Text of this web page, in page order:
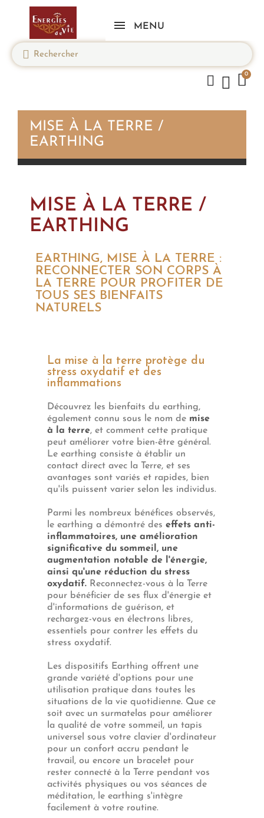
MENU
MISE À LA TERRE /
EARTHING
MISE À LA TERRE /
EARTHING
EARTHING, MISE À LA TERRE :
RECONNECTER SON CORPS À
LA TERRE POUR PROFITER DE
TOUS SES BIENFAITS
NATURELS
La mise à la terre protège du
stress oxydatif et des
inflammations
Découvrez les bienfaits du earthing,
également connu sous le nom de mise
à la terre, et comment cette pratique
peut améliorer votre bien-être général.
Le earthing consiste à établir un
contact direct avec la Terre, et ses
avantages sont variés et rapides, bien
qu'ils puissent varier selon les individus.
Parmi les nombreux bénéfices observés,
le earthing a démontré des effets anti-
inflammatoires, une amélioration
significative du sommeil, une
augmentation notable de l'énergie,
ainsi qu'une réduction du stress
oxydatif. Reconnectez-vous à la Terre
pour bénéficier de ses flux d'énergie et
d'informations de guérison, et
rechargez-vous en électrons libres,
essentiels pour contrer les effets du
stress oxydatif.
Les dispositifs Earthing offrent une
grande variété d'options pour une
utilisation pratique dans toutes les
situations de la vie quotidienne. Que ce
soit avec un surmatelas pour améliorer
la qualité de votre sommeil, un tapis
universel sous votre clavier d'ordinateur
pour un confort accru pendant le
travail, ou encore un bracelet pour
rester connecté à la Terre pendant vos
activités physiques ou vos séances de
méditation, le earthing s'intègre
facilement à votre routine.